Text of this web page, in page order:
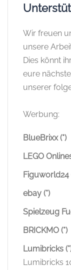
Wir freuen
unsere
Dies könnt
eure
unserer
Werbung:
BlueBrixx (*)
LEGO
Figuworld24
ebay (*)
Spielzeug
BRICKMO (*)
Lumibricks
Lumibricks